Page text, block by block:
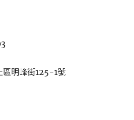
區明峰街125-1號